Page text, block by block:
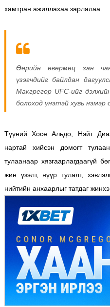
хамтран ажиллахаа зарлалаа.
Өөрийн өвөрмөц зан
үзэгчдийг байлдан
Макгрегор UFC-ийг
болоход үнэтэй хувь нэмэр
Түүний Хосе Альдо, Нэйт
нартай хийсэн домогт
тулаанаар хязгаарлагдаагүй
жин үзэлт, нүүр тулалт,
нийтийн анхаарлыг татдаг